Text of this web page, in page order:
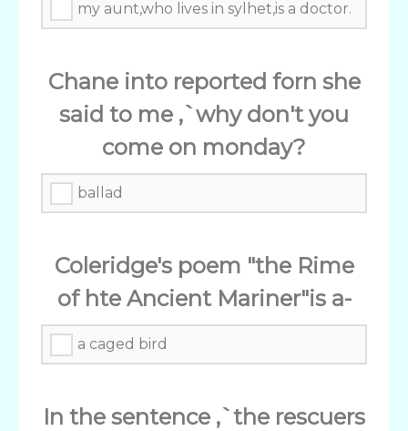
my aunt,who lives in sylhet,is a doctor.
Chane into reported forn she
said to me ,`why don't you
come on monday?
ballad
Coleridge's poem "the Rime
of hte Ancient Mariner"is a-
a caged bird
In the sentence ,`the rescuers